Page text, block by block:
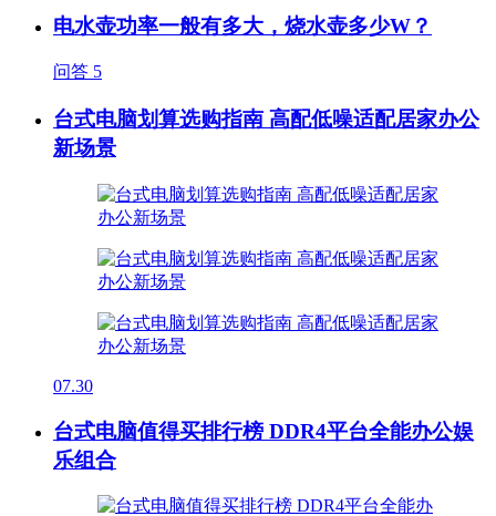
电水壶功率一般有多大，烧水壶多少W？
问答 5
台式电脑划算选购指南 高配低噪适配居家办公
新场景
07.30
台式电脑值得买排行榜 DDR4平台全能办公娱
乐组合